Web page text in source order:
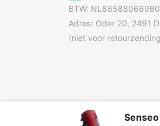
Overige specificaties
Merk
Gewicht en omvang
BTW:
Adres: Oder 20, 2491
(niet voor